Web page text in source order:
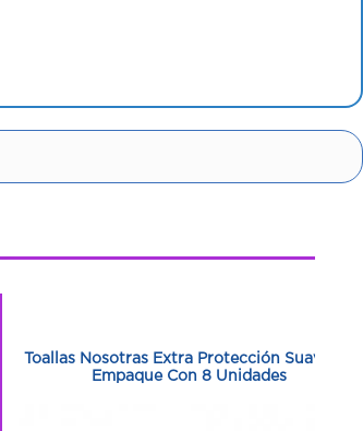
Toallas Nosotras Extra Protección Suavesec
Empaque Con 8 Unidades